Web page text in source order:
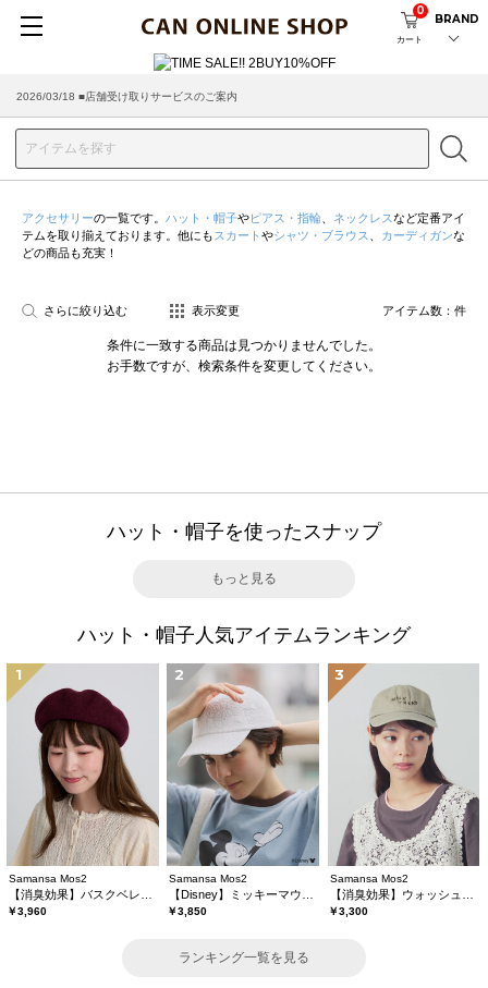
カート
0
BRAND
2026/03/18 ■店舗受け取りサービスのご案内
アクセサリーの一覧です。 ハット・帽子やピアス・指輪 ネックレスなど定番アイ
テムを取り揃えております。他にも スカート やシャツ・ブラウス カーディガンな
どの商品も充実！
さらに絞り込む 表示変更 アイテム数： 件
条件に一致する商品は見つかりませんでした。
お手数ですが、検索条件を変更してください。
ハット・帽子を使ったスナップ
もっと見る
ハット・帽子人気アイテムランキング
1
Samansa Mos2
￥3,960
2
Samansa Mos2
￥3,850
3
Samansa Mos2
￥3,300
ランキング一覧を見る